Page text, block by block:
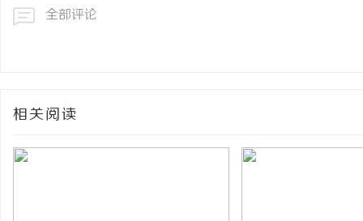
全部评论
相关阅读